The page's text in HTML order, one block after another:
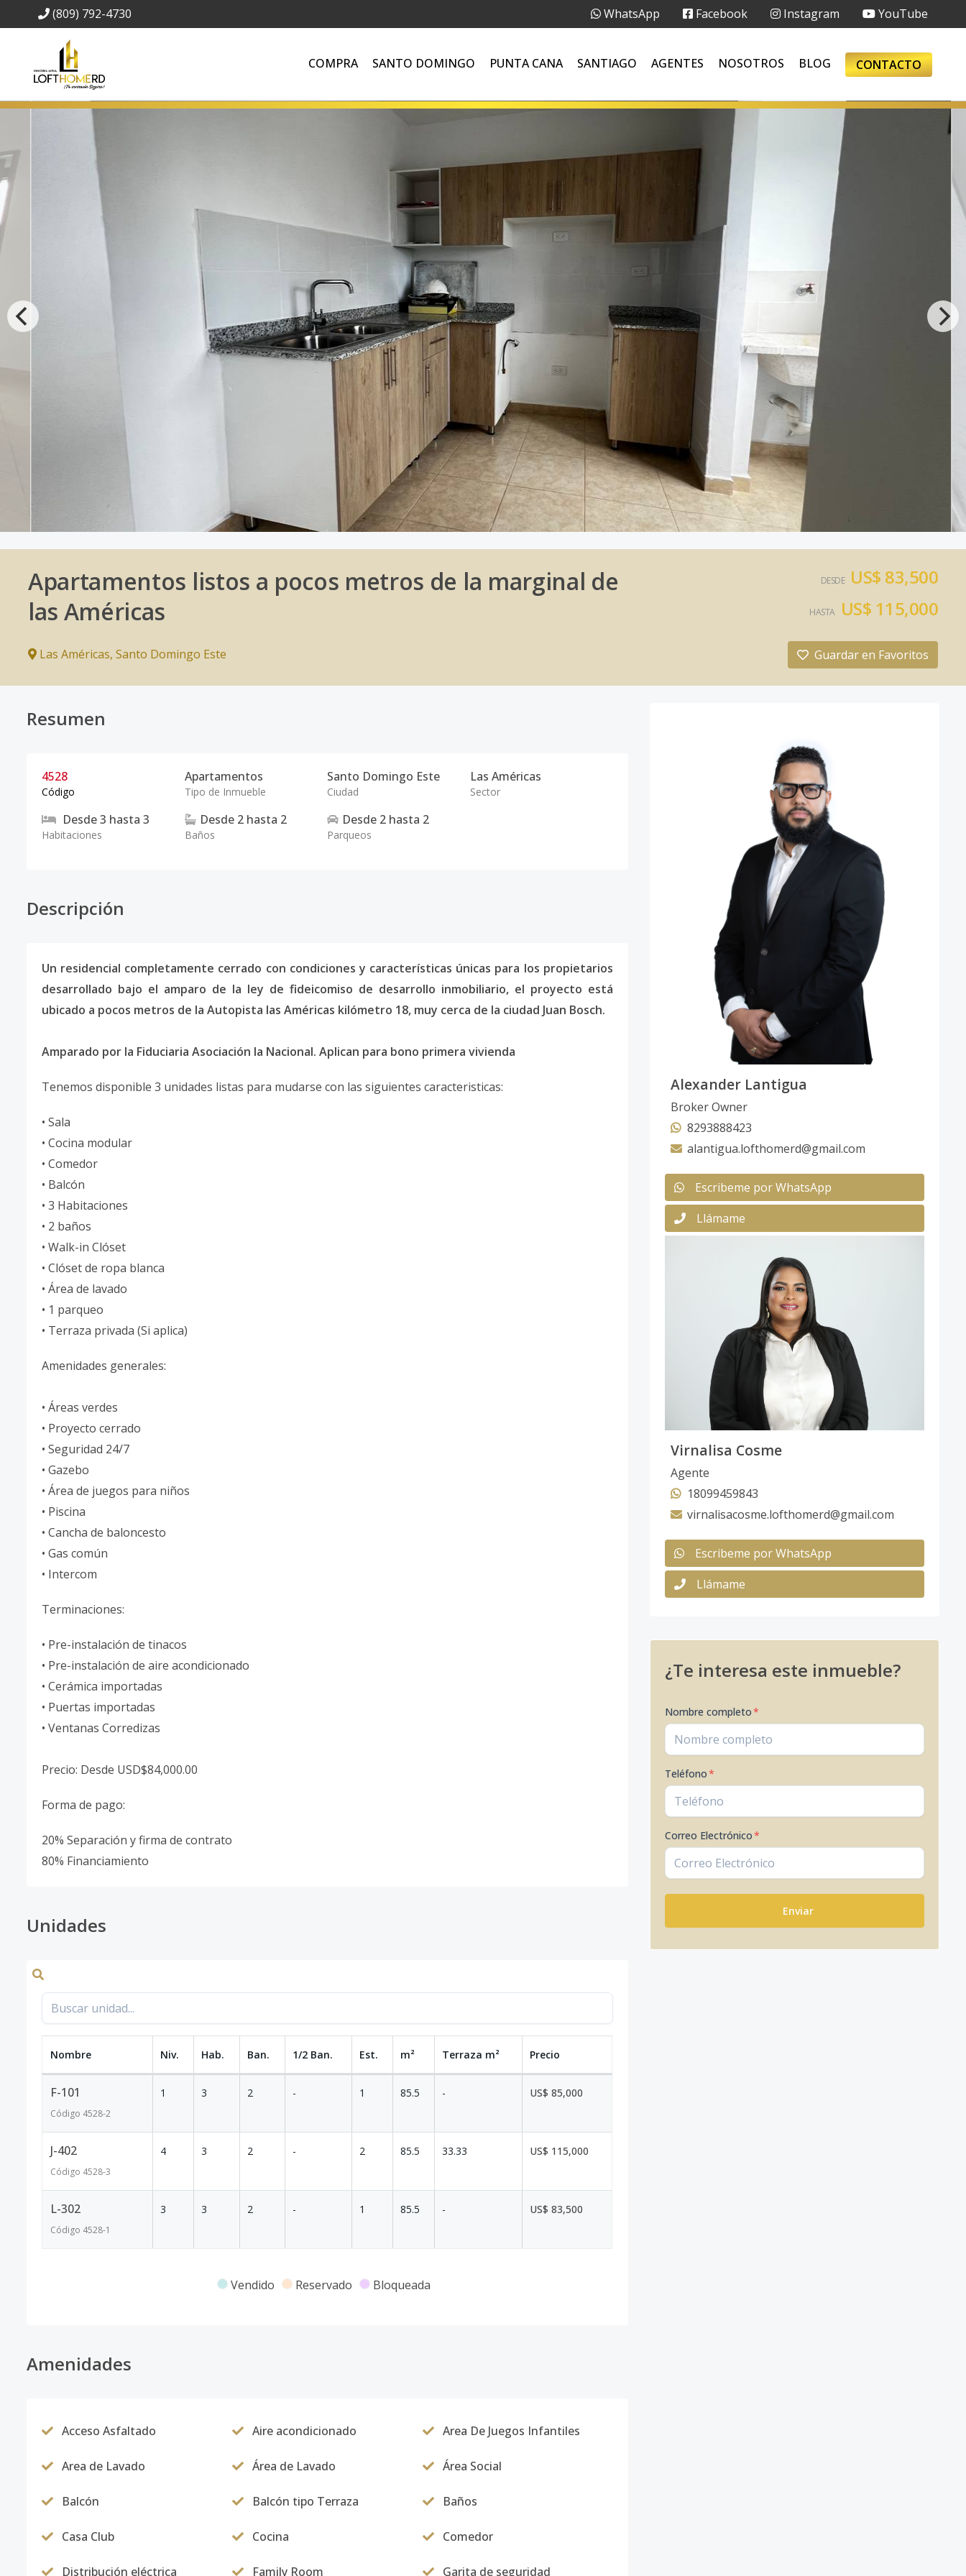
(809) 792-4730 WhatsApp Facebook Instagram YouTube
COMPRA SANTO DOMINGO PUNTA CANA SANTIAGO AGENTES NOSOTROS BLOG CONTACTO
Apartamentos listos a pocos metros de la marginal de
las Américas
Las Américas, Santo Domingo Este
DESDE US$ 83,500
HASTA US$ 115,000
Guardar en Favoritos
Resumen
4528
Código
Apartamentos
Tipo de Inmueble
Santo Domingo Este
Ciudad
Las Américas
Sector
Desde3 hasta 3
Habitaciones
Desde 2hasta 2
Baños
Desde 2 hasta 2
Parqueos
Descripción
Un residencial completamente cerrado con condiciones y características únicas para los propietarios
desarrollado bajo el amparo de la ley de fideicomiso de desarrollo inmobiliario, el proyecto está
ubicado a pocos metros de la Autopista las Américas kilómetro 18, muy cerca de la ciudad Juan Bosch.
Amparado por la Fiduciaria Asociación la Nacional. Aplican para bono primera vivienda
Tenemos disponible 3 unidades listas para mudarse con las siguientes caracteristicas:
• Sala
• Cocina modular
• Comedor
• Balcón
• 3 Habitaciones
• 2 baños
• Walk-in Clóset
• Clóset de ropa blanca
• Área de lavado
• 1 parqueo
• Terraza privada (Si aplica)
Amenidades generales:
• Áreas verdes
• Proyecto cerrado
• Seguridad 24/7
• Gazebo
• Área de juegos para niños
• Piscina
• Cancha de baloncesto
• Gas común
• Intercom
Terminaciones:
• Pre-instalación de tinacos
• Pre-instalación de aire acondicionado
• Cerámica importadas
• Puertas importadas
• Ventanas Corredizas
Precio: Desde USD$84,000.00
Forma de pago:
20% Separación y firma de contrato
80% Financiamiento
Unidades
Nombre Niv. Hab. Ban. 1/2 Ban. Est. m² Terraza m² Precio
F-101
Código 4528-2
1 3 2 - 1 85.5 - US$ 85,000
J-402
Código 4528-3
4 3 2 - 2 85.5 33.33 US$ 115,000
L-302
Código 4528-1
3 3 2 - 1 85.5 - US$ 83,500
Vendido Reservado Bloqueada
Amenidades
Acceso Asfaltado Aire acondicionado Area De Juegos Infantiles
Area de Lavado Área de Lavado Área Social
Balcón Balcón tipo Terraza Baños
Casa Club Cocina Comedor
Distribución eléctrica Family Room Garita de seguridad
Alexander Lantigua
Broker Owner
8293888423
alantigua.lofthomerd@gmail.com
Escribeme por WhatsApp
Llámame
Virnalisa Cosme
Agente
18099459843
virnalisacosme.lofthomerd@gmail.com
Escribeme por WhatsApp
Llámame
¿Te interesa este inmueble?
Nombre completo*
Teléfono*
Correo Electrónico*
Enviar